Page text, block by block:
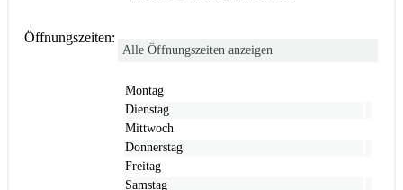
Öffnungszeiten:
Alle Öffnungszeiten anzeigen
Montag
Dienstag
Mittwoch
Donnerstag
Freitag
Samstag